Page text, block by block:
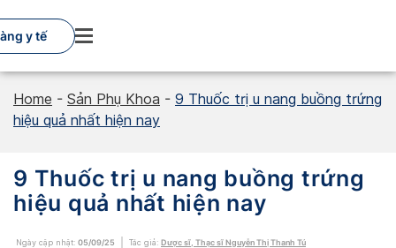
to
content
y tế
Home - Sản Phụ Khoa - 9 Thuốc trị u nang buồng trứng
hiệu quả nhất hiện nay
9 Thuốc trị u nang buồng trứng
hiệu quả nhất hiện nay
Ngày cập nhật: 05/09/25 Tác giả: Dược sĩ, Thạc sĩ Nguyễn Thị Thanh Tú